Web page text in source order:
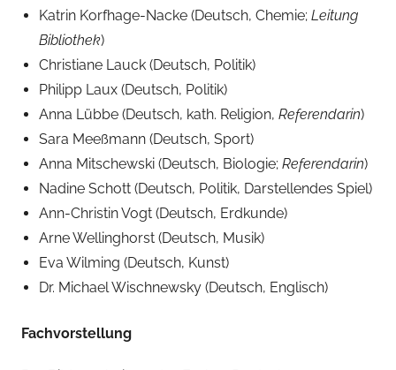
Katrin Korfhage-Nacke (Deutsch, Chemie; Leitung
Bibliothek)
Christiane Lauck (Deutsch, Politik)
Philipp Laux (Deutsch, Politik)
Anna Lübbe (Deutsch, kath. Religion, Referendarin)
Sara Meeßmann (Deutsch, Sport)
Anna Mitschewski (Deutsch, Biologie; Referendarin)
Nadine Schott (Deutsch, Politik, Darstellendes Spiel)
Ann-Christin Vogt (Deutsch, Erdkunde)
Arne Wellinghorst (Deutsch, Musik)
Eva Wilming (Deutsch, Kunst)
Dr. Michael Wischnewsky (Deutsch, Englisch)
Fachvorstellung